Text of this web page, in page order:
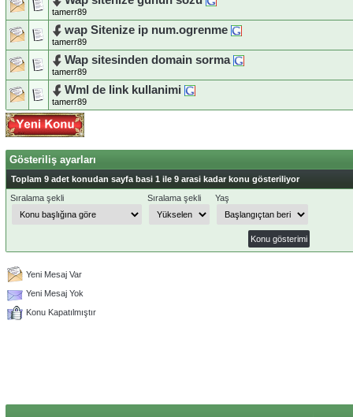
tamerr89
wap Sitenize ip num.ogrenme
tamerr89
Wap sitesinden domain sorma
tamerr89
Wml de link kullanimi
tamerr89
Gösteriliş ayarları
Toplam 9 adet konudan sayfa basi 1 ile 9 arasi kadar konu gösteriliyor
Sıralama şekli
Sıralama şekli Yaş
Yeni Mesaj Var
Yeni Mesaj Yok
Konu Kapatılmıştır